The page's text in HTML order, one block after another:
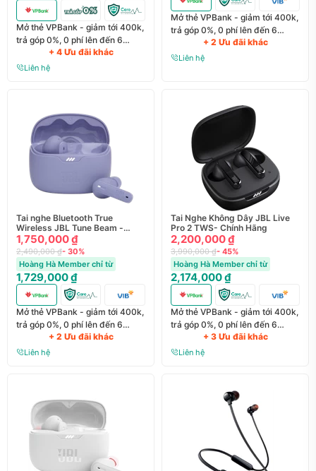
Mở thẻ VPBank - giảm tới 400k,
trả góp 0%, 0 phí lên đến 6
+ 4 Ưu đãi khác
Liên hệ
Mở thẻ VPBank - giảm tới 400k,
trả góp 0%, 0 phí lên đến 6
+ 2 Ưu đãi khác
Liên hệ
Tai nghe Bluetooth True
Wireless JBL Tune Beam -
Chính Hãng
1,750,000 ₫
2,490,000 ₫- 30%
Hoàng Hà Member chỉ từ
1,729,000 ₫
Mở thẻ VPBank - giảm tới 400k,
trả góp 0%, 0 phí lên đến 6
+ 2 Ưu đãi khác
Liên hệ
Tai Nghe Không Dây JBL Live
Pro 2 TWS- Chính Hãng
2,200,000 ₫
3,990,000 ₫- 45%
Hoàng Hà Member chỉ từ
2,174,000 ₫
Mở thẻ VPBank - giảm tới 400k,
trả góp 0%, 0 phí lên đến 6
+ 3 Ưu đãi khác
Liên hệ